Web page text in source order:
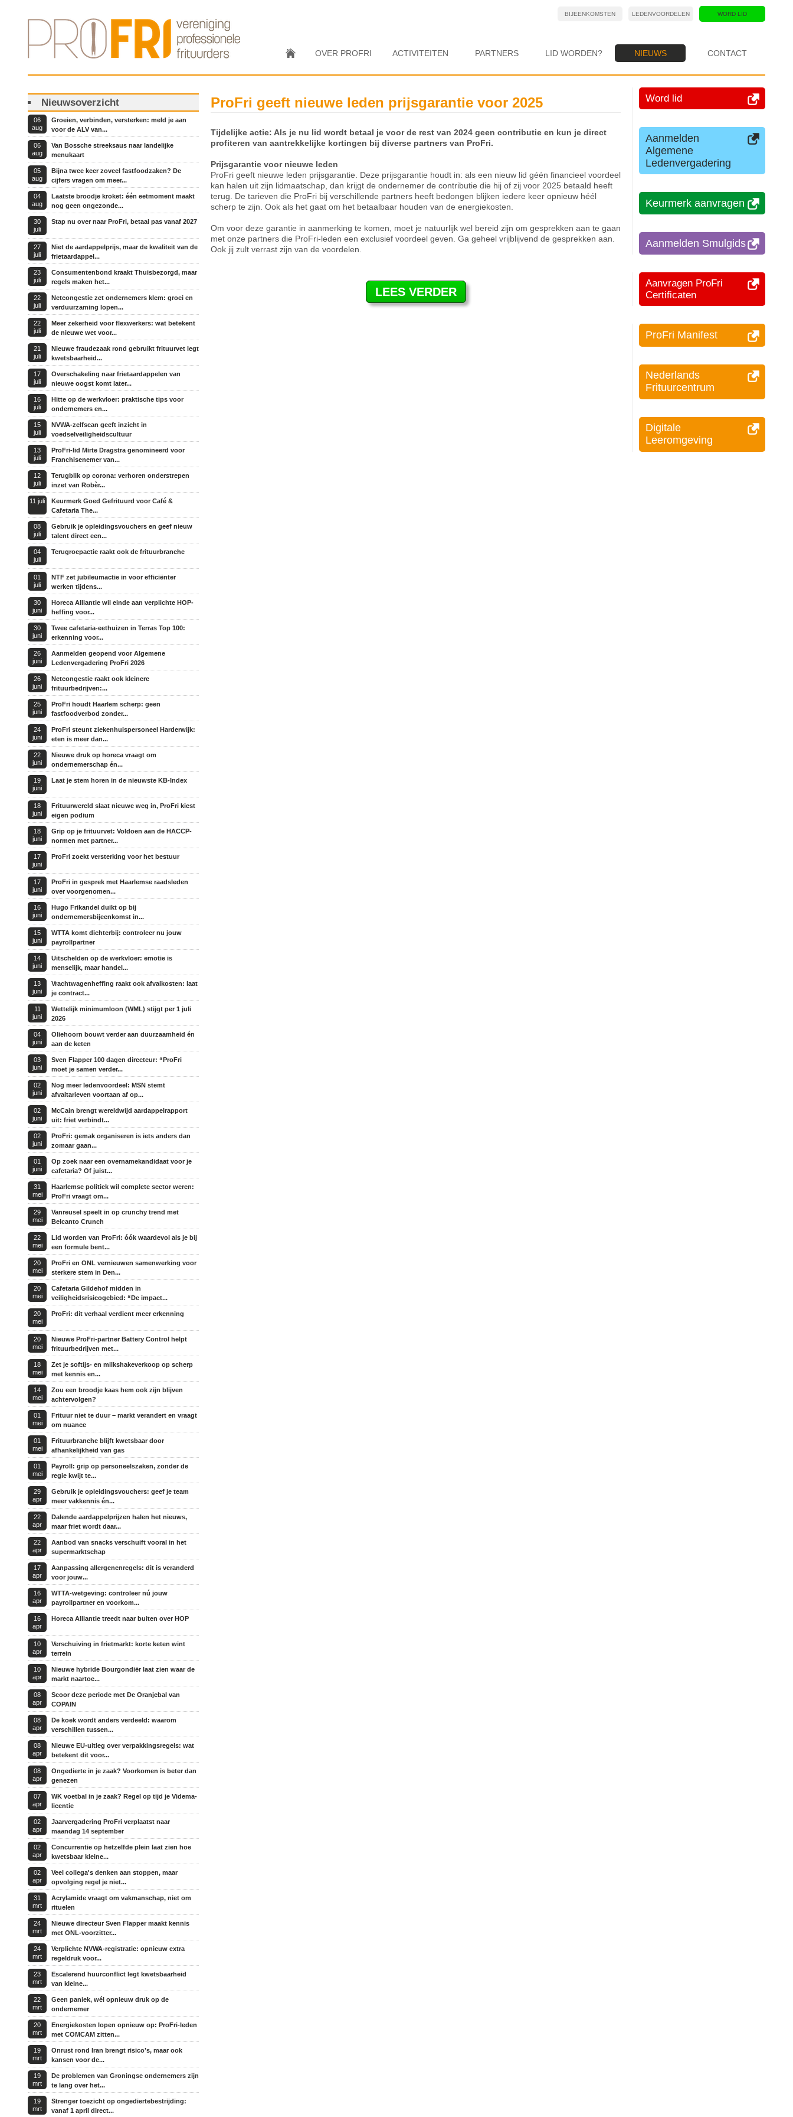
BIJEENKOMSTEN LEDENVOORDELEN WORD LID
OVER PROFRI ACTIVITEITEN PARTNERS LID WORDEN? NIEUWS CONTACT
Nieuwsoverzicht
06
aug
Groeien, verbinden, versterken: meld je aan
voor de ALV van...
06
aug
Van Bossche streeksaus naar landelijke
menukaart
05
aug
Bijna twee keer zoveel fastfoodzaken? De
cijfers vragen om meer...
04
aug
Laatste broodje kroket: één eetmoment maakt
nog geen ongezonde...
30
juli
Stap nu over naar ProFri, betaal pas vanaf 2027
27
juli
Niet de aardappelprijs, maar de kwaliteit van de
frietaardappel...
23
juli
Consumentenbond kraakt Thuisbezorgd, maar
regels maken het...
22
juli
Netcongestie zet ondernemers klem: groei en
verduurzaming lopen...
22
juli
Meer zekerheid voor flexwerkers: wat betekent
de nieuwe wet voor...
21
juli
Nieuwe fraudezaak rond gebruikt frituurvet legt
kwetsbaarheid...
17
juli
Overschakeling naar frietaardappelen van
nieuwe oogst komt later...
16
juli
Hitte op de werkvloer: praktische tips voor
ondernemers en...
15
juli
NVWA-zelfscan geeft inzicht in
voedselveiligheidscultuur
13
juli
ProFri-lid Mirte Dragstra genomineerd voor
Franchisenemer van...
12
juli
Terugblik op corona: verhoren onderstrepen
inzet van Robèr...
11 juli
Keurmerk Goed Gefrituurd voor Café &
Cafetaria The...
08
juli
Gebruik je opleidingsvouchers en geef nieuw
talent direct een...
04
juli
Terugroepactie raakt ook de frituurbranche
01
juli
NTF zet jubileumactie in voor efficiënter
werken tijdens...
30
juni
Horeca Alliantie wil einde aan verplichte HOP-
heffing voor...
30
juni
Twee cafetaria-eethuizen in Terras Top 100:
erkenning voor...
26
juni
Aanmelden geopend voor Algemene
Ledenvergadering ProFri 2026
26
juni
Netcongestie raakt ook kleinere
frituurbedrijven:...
25
juni
ProFri houdt Haarlem scherp: geen
fastfoodverbod zonder...
24
juni
ProFri steunt ziekenhuispersoneel Harderwijk:
eten is meer dan...
22
juni
Nieuwe druk op horeca vraagt om
ondernemerschap én...
19
juni
Laat je stem horen in de nieuwste KB-Index
18
juni
Frituurwereld slaat nieuwe weg in, ProFri kiest
eigen podium
18
juni
Grip op je frituurvet: Voldoen aan de HACCP-
normen met partner...
17
juni
ProFri zoekt versterking voor het bestuur
17
juni
ProFri in gesprek met Haarlemse raadsleden
over voorgenomen...
16
juni
Hugo Frikandel duikt op bij
ondernemersbijeenkomst in...
15
juni
WTTA komt dichterbij: controleer nu jouw
payrollpartner
14
juni
Uitschelden op de werkvloer: emotie is
menselijk, maar handel...
13
juni
Vrachtwagenheffing raakt ook afvalkosten: laat
je contract...
11
juni
Wettelijk minimumloon (WML) stijgt per 1 juli
2026
04
juni
Oliehoorn bouwt verder aan duurzaamheid én
aan de keten
03
juni
Sven Flapper 100 dagen directeur: “ProFri
moet je samen verder...
02
juni
Nog meer ledenvoordeel: MSN stemt
afvaltarieven voortaan af op...
02
juni
McCain brengt wereldwijd aardappelrapport
uit: friet verbindt...
02
juni
ProFri: gemak organiseren is iets anders dan
zomaar gaan...
01
juni
Op zoek naar een overnamekandidaat voor je
cafetaria? Of juist...
31
mei
Haarlemse politiek wil complete sector weren:
ProFri vraagt om...
29
mei
Vanreusel speelt in op crunchy trend met
Belcanto Crunch
22
mei
Lid worden van ProFri: óók waardevol als je bij
een formule bent...
20
mei
ProFri en ONL vernieuwen samenwerking voor
sterkere stem in Den...
20
mei
Cafetaria Gildehof midden in
veiligheidsrisicogebied: “De impact...
20
mei
ProFri: dit verhaal verdient meer erkenning
20
mei
Nieuwe ProFri-partner Battery Control helpt
frituurbedrijven met...
18
mei
Zet je softijs- en milkshakeverkoop op scherp
met kennis en...
14
mei
Zou een broodje kaas hem ook zijn blijven
achtervolgen?
01
mei
Frituur niet te duur – markt verandert en vraagt
om nuance
01
mei
Frituurbranche blijft kwetsbaar door
afhankelijkheid van gas
01
mei
Payroll: grip op personeelszaken, zonder de
regie kwijt te...
29
apr
Gebruik je opleidingsvouchers: geef je team
meer vakkennis én...
22
apr
Dalende aardappelprijzen halen het nieuws,
maar friet wordt daar...
22
apr
Aanbod van snacks verschuift vooral in het
supermarktschap
17
apr
Aanpassing allergenenregels: dit is veranderd
voor jouw...
16
apr
WTTA-wetgeving: controleer nú jouw
payrollpartner en voorkom...
16
apr
Horeca Alliantie treedt naar buiten over HOP
10
apr
Verschuiving in frietmarkt: korte keten wint
terrein
10
apr
Nieuwe hybride Bourgondiër laat zien waar de
markt naartoe...
08
apr
Scoor deze periode met De Oranjebal van
COPAIN
08
apr
De koek wordt anders verdeeld: waarom
verschillen tussen...
08
apr
Nieuwe EU-uitleg over verpakkingsregels: wat
betekent dit voor...
08
apr
Ongedierte in je zaak? Voorkomen is beter dan
genezen
07
apr
WK voetbal in je zaak? Regel op tijd je Videma-
licentie
02
apr
Jaarvergadering ProFri verplaatst naar
maandag 14 september
02
apr
Concurrentie op hetzelfde plein laat zien hoe
kwetsbaar kleine...
02
apr
Veel collega's denken aan stoppen, maar
opvolging regel je niet...
31
mrt
Acrylamide vraagt om vakmanschap, niet om
rituelen
24
mrt
Nieuwe directeur Sven Flapper maakt kennis
met ONL-voorzitter...
24
mrt
Verplichte NVWA-registratie: opnieuw extra
regeldruk voor...
23
mrt
Escalerend huurconflict legt kwetsbaarheid
van kleine...
22
mrt
Geen paniek, wél opnieuw druk op de
ondernemer
20
mrt
Energiekosten lopen opnieuw op: ProFri-leden
met COMCAM zitten...
19
mrt
Onrust rond Iran brengt risico’s, maar ook
kansen voor de...
19
mrt
De problemen van Groningse ondernemers zijn
te lang over het...
19
mrt
Strenger toezicht op ongediertebestrijding:
vanaf 1 april direct...
ProFri geeft nieuwe leden prijsgarantie voor 2025
Tijdelijke actie: Als je nu lid wordt betaal je voor de rest van 2024 geen contributie en kun je direct
profiteren van aantrekkelijke kortingen bij diverse partners van ProFri.
Prijsgarantie voor nieuwe leden
ProFri geeft nieuwe leden prijsgarantie. Deze prijsgarantie houdt in: als een nieuw lid géén financieel voordeel
kan halen uit zijn lidmaatschap, dan krijgt de ondernemer de contributie die hij of zij voor 2025 betaald heeft
terug. De tarieven die ProFri bij verschillende partners heeft bedongen blijken iedere keer opnieuw héél
scherp te zijn. Ook als het gaat om het betaalbaar houden van de energiekosten.
Om voor deze garantie in aanmerking te komen, moet je natuurlijk wel bereid zijn om gesprekken aan te gaan
met onze partners die ProFri-leden een exclusief voordeel geven. Ga geheel vrijblijvend de gesprekken aan.
Ook jij zult verrast zijn van de voordelen.
LEES VERDER
Word lid
Aanmelden
Algemene
Ledenvergadering
Keurmerk aanvragen
Aanmelden Smulgids
Aanvragen ProFri
Certificaten
ProFri Manifest
Nederlands
Frituurcentrum
Digitale
Leeromgeving